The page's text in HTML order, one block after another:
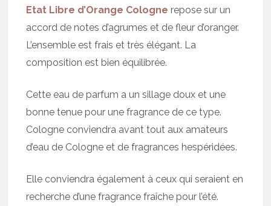
Etat Libre d’Orange Cologne repose sur un
accord de notes d’agrumes et de fleur d’oranger.
L’ensemble est frais et très élégant. La
composition est bien équilibrée.
Cette eau de parfum a un sillage doux et une
bonne tenue pour une fragrance de ce type.
Cologne conviendra avant tout aux amateurs
d’eau de Cologne et de fragrances hespéridées.
Elle conviendra également à ceux qui seraient en
recherche d’une fragrance fraîche pour l’été.